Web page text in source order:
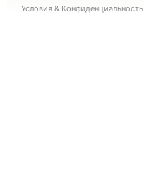
Условия & Конфиденциальность